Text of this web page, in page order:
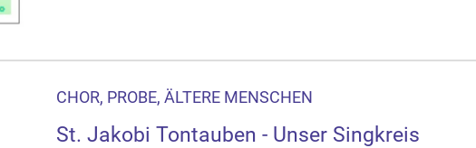
CHOR, PROBE, ÄLTERE MENSCHEN
St. Jakobi Tontauben - Unser Singkreis